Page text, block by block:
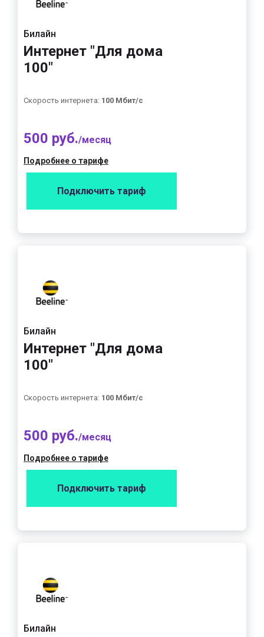
Билайн
Интернет "Для дома
100"
Скорость интернета: 100 Мбит/с
500 руб./месяц
Подробнее о тарифе
Подключить тариф
Билайн
Интернет "Для дома
100"
Скорость интернета: 100 Мбит/с
500 руб./месяц
Подробнее о тарифе
Подключить тариф
Билайн